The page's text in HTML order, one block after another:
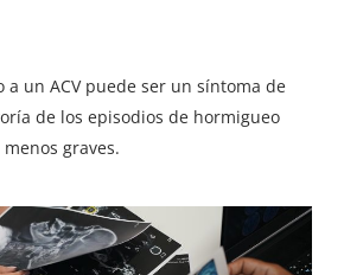
a un ACV puede ser un síntoma de
de los episodios de hormigueo
graves.